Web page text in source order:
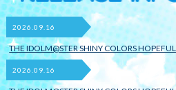
2026.09.16
THE IDOLM@STER SHINY COLORS
2026.09.16